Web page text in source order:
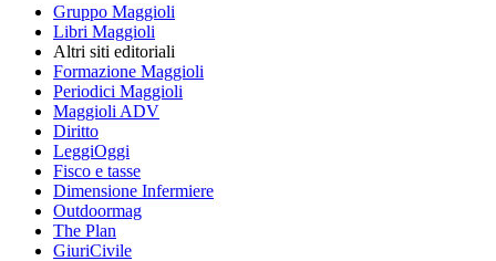
Gruppo Maggioli
Libri Maggioli
Altri siti editoriali
Formazione Maggioli
Periodici Maggioli
Maggioli ADV
Diritto
LeggiOggi
Fisco e tasse
Dimensione Infermiere
Outdoormag
The Plan
GiuriCivile